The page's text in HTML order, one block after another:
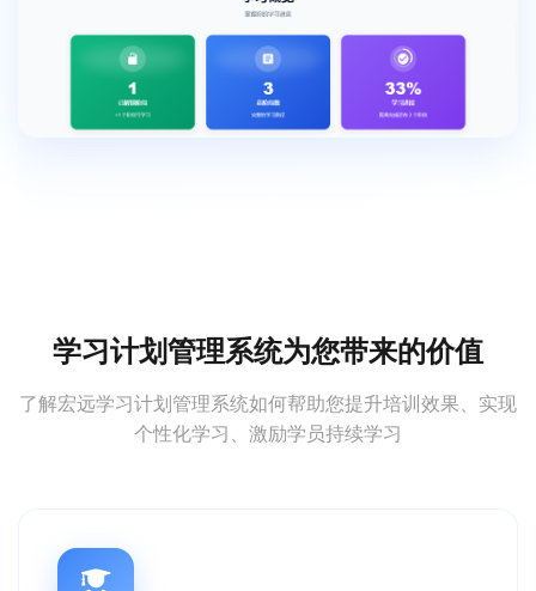
学习计划管理系统为您带来的价值
了解宏远学习计划管理系统如何帮助您提升培训效果、实现
个性化学习、激励学员持续学习